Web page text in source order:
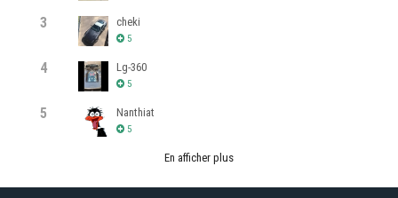
3 cheki
5
4 Lg-360
5
5 Nanthiat
5
En afficher plus